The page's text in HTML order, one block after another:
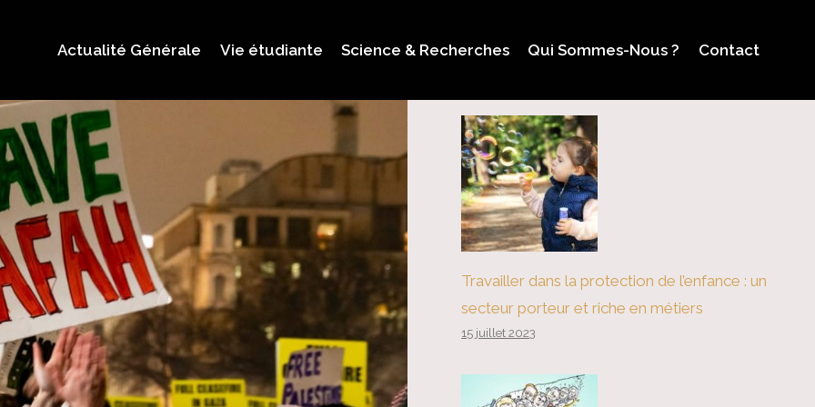
Actualité Générale Vie étudiante Science & Recherches Qui Sommes-Nous ? Contact
Travailler dans la protection de l’enfance : un
secteur porteur et riche en métiers
15 juillet 2023